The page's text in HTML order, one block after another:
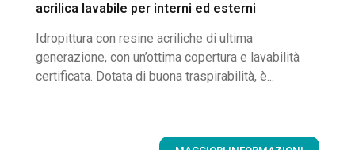
acrilica lavabile per interni ed esterni
Idropittura con resine acriliche di ultima
generazione, con un’ottima copertura e lavabilità
certificata. Dotata di buona traspirabilità, è...